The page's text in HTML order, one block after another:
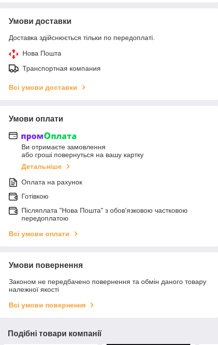
Умови доставки
Доставка здійснюється тільки по передоплаті.
Нова Пошта
Транспортная компания
Всі умови доставки
Умови оплати
Ви отримаєте замовлення
або гроші повернуться на вашу картку
Детальніше
Оплата на рахунок
Готівкою
Післяплата "Нова Пошта" з обов'язковою частковою
передоплатою
Всі умови оплати
Умови повернення
Законом не передбачено повернення та обмін даного товару
належної якості
Всі умови повернення
Подібні товари компанії